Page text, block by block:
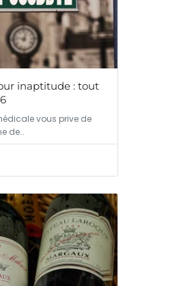
inaptitude : tout
vous prive de
de…